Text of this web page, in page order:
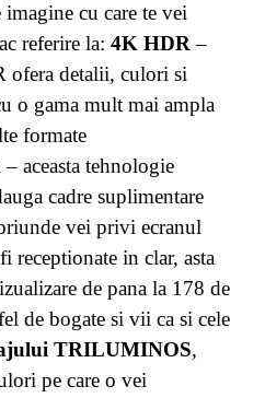
cu care te vei
referire la: 4K HDR –
detalii, culori si
o gama mult mai ampla
formate
aceasta tehnologie
cadre suplimentare
vei privi ecranul
receptionate in clar, asta
de pana la 178 de
de bogate si vii ca si cele
TRILUMINOS,
pe care o vei